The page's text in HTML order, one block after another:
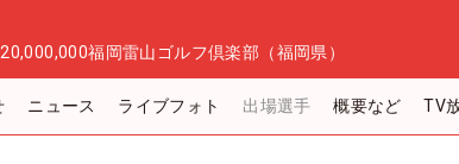
福岡雷山ゴルフ倶楽部（福岡県）
ニュース ライブフォト 出場選手 概要など TV